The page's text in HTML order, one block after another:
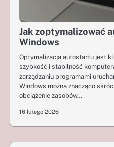
Jak zoptymalizować
Windows
Optymalizacja autostartu jest
szybkość i stabilność
zarządzaniu programami
Windows można znacząco
obciążenie zasobów…
16 lutego 2026